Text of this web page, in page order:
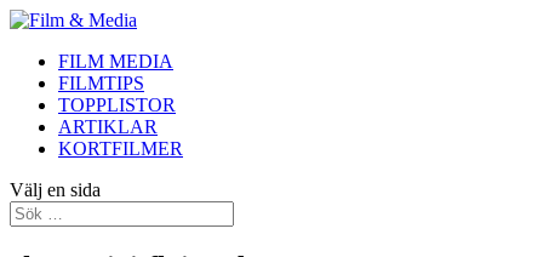
FILM MEDIA
FILMTIPS
TOPPLISTOR
ARTIKLAR
KORTFILMER
Välj en sida